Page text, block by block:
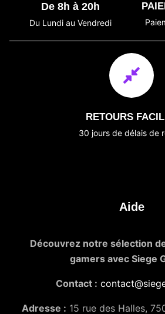
De 8h à 20h
Du Lundi au Vendredi
RETOURS
30 jours de délais de
Aide
Découvrez notre sélection
gamers avec Siege
Contact :
Adresse : 15 rue des Halles,